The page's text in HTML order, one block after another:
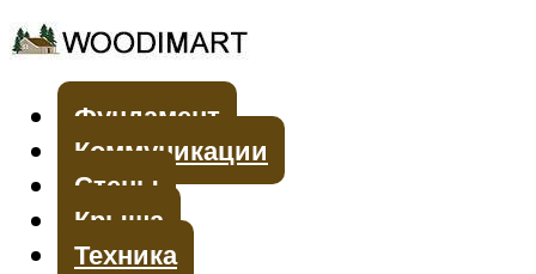
Фундамент
Коммуникации
Стены
Крыша
Техника